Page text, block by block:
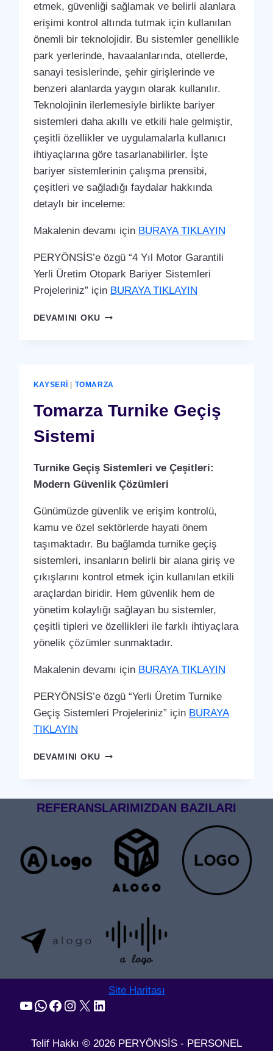
etmek, güvenliği sağlamak ve belirli alanlara
erişimi kontrol altında tutmak için kullanılan
önemli bir teknolojidir. Bu sistemler genellikle
park yerlerinde, havaalanlarında, otellerde,
sanayi tesislerinde, şehir girişlerinde ve
benzeri alanlarda yaygın olarak kullanılır.
Teknolojinin ilerlemesiyle birlikte bariyer
sistemleri daha akıllı ve etkili hale gelmiştir,
çeşitli özellikler ve uygulamalarla kullanıcı
ihtiyaçlarına göre tasarlanabilirler. İşte
bariyer sistemlerinin çalışma prensibi,
çeşitleri ve sağladığı faydalar hakkında
detaylı bir inceleme:
Makalenin devamı için BURAYA TIKLAYIN
PERYÖNSİS’e özgü “4 Yıl Motor Garantili
Yerli Üretim Otopark Bariyer Sistemleri
Projeleriniz” için BURAYA TIKLAYIN
DEVAMINI OKUTOMARZA
KAYSERI TOMARZA
Tomarza Turnike Geçiş
Sistemi
Turnike Geçiş Sistemleri ve Çeşitleri:
Modern Güvenlik Çözümleri
Günümüzde güvenlik ve erişim kontrolü,
kamu ve özel sektörlerde hayati önem
taşımaktadır. Bu bağlamda turnike geçiş
sistemleri, insanların belirli bir alana giriş ve
çıkışlarını kontrol etmek için kullanılan etkili
araçlardan biridir. Hem güvenlik hem de
yönetim kolaylığı sağlayan bu sistemler,
çeşitli tipleri ve özellikleri ile farklı ihtiyaçlara
yönelik çözümler sunmaktadır.
Makalenin devamı için BURAYA TIKLAYIN
PERYÖNSİS’e özgü “Yerli Üretim Turnike
Geçiş Sistemleri Projeleriniz” için BURAYA
TIKLAYIN
DEVAMINI OKUTOMARZA
REFERANSLARIMIZDAN BAZILARI
Site Haritası
YouTube WhatsApp Facebook Instagram X LinkedIn
Telif Hakkı © 2026 PERYÖNSİS - PERSONEL